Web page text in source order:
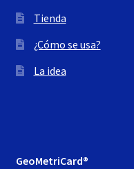
Tienda
¿Cómo se usa?
La idea
GeoMetriCard®